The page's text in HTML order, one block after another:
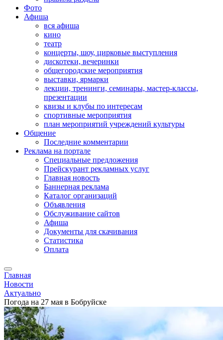
Фото
Афиша
вся афиша
кино
театр
концерты, шоу, цирковые выступления
дискотеки, вечеринки
общегородские мероприятия
выставки, ярмарки
лекции, тренинги, семинары, мастер-классы,
презентации
квизы и клубы по интересам
спортивные мероприятия
план мероприятий учреждений культуры
Общение
Последние комментарии
Реклама на портале
Специальные предложения
Прейскурант рекламных услуг
Главная новость
Баннерная реклама
Каталог организаций
Объявления
Обслуживание сайтов
Афиша
Документы для скачивания
Статистика
Оплата
Главная
Новости
Актуально
Погода на 27 мая в Бобруйске